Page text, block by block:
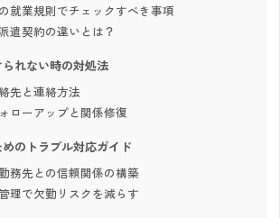
就業規則でチェックすべき事項
遣契約の違いとは？
れない時の対処法
先と連絡方法
ローアップと関係修復
のトラブル対応ガイド
務先との信頼関係の構築
理で欠勤リスクを減らす